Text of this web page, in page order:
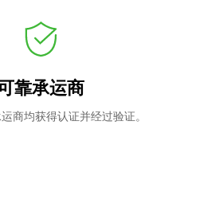
靠承运商
商均获得认证并经过验证。